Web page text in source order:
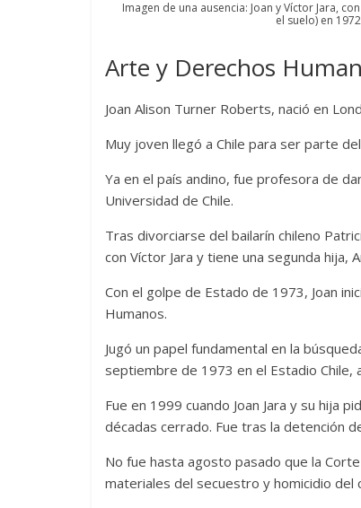
Imagen de una ausencia: Joan y Víctor Jara,
el suelo) en
Arte y Derechos
Joan Alison Turner Roberts, nació en
Muy joven llegó a Chile para ser parte
Ya en el país andino, fue profesora de
Universidad de Chile.
Tras divorciarse del bailarín chileno
con Víctor Jara y tiene una segunda hija,
Con el golpe de Estado de 1973, Joan
Humanos.
Jugó un papel fundamental en la
septiembre de 1973 en el Estadio Chile,
Fue en 1999 cuando Joan Jara y su hija
décadas cerrado. Fue tras la detención
No fue hasta agosto pasado que la
materiales del secuestro y homicidio del
Cine macizo de Cronenberg
0